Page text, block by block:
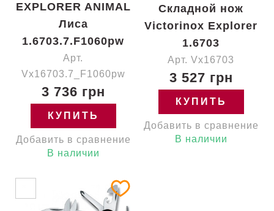
EXPLORER ANIMAL
Лиса
1.6703.7.F1060pw
Арт.
Vx16703.7_F1060pw
3 736 грн
КУПИТЬ
Добавить в сравнение
В наличии
Складной нож
Victorinox Explorer
1.6703
Арт. Vx16703
3 527 грн
КУПИТЬ
Добавить в сравнение
В наличии